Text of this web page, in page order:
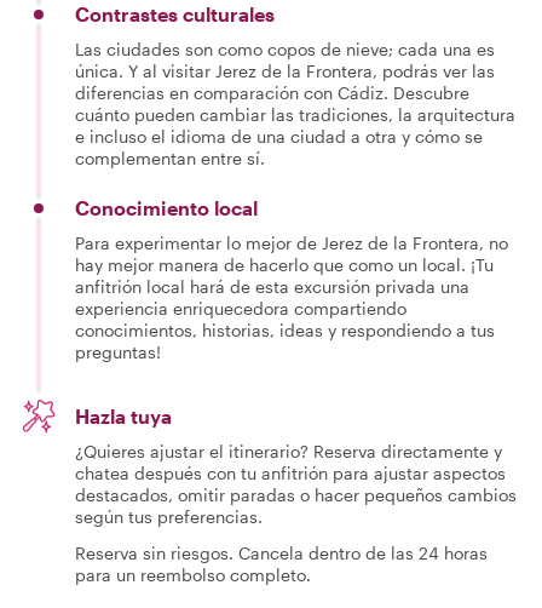
Contrastes culturales
Las ciudades son como copos de nieve; cada una es
única. Y al visitar Jerez de la Frontera, podrás ver las
diferencias en comparación con Cádiz. Descubre
cuánto pueden cambiar las tradiciones, la arquitectura
e incluso el idioma de una ciudad a otra y cómo se
complementan entre sí.
Conocimiento local
Para experimentar lo mejor de Jerez de la Frontera, no
hay mejor manera de hacerlo que como un local. ¡Tu
anfitrión local hará de esta excursión privada una
experiencia enriquecedora compartiendo
conocimientos, historias, ideas y respondiendo a tus
preguntas!
Hazla tuya
¿Quieres ajustar el itinerario? Reserva directamente y
chatea después con tu anfitrión para ajustar aspectos
destacados, omitir paradas o hacer pequeños cambios
según tus preferencias.
Reserva sin riesgos. Cancela dentro de las 24 horas
para un reembolso completo.